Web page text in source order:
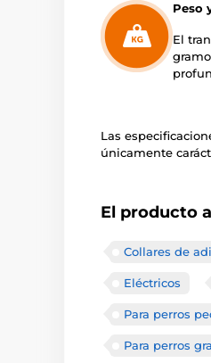
Peso
El
Las
únicamente
El producto
Collares de
Eléctricos
Para perros
Para perros